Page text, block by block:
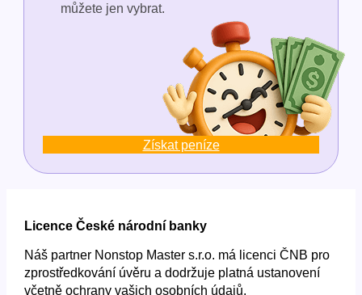
můžete jen vybrat.
Získat peníze
Licence České národní banky
Náš partner Nonstop Master s.r.o. má licenci ČNB pro
zprostředkování úvěru a dodržuje platná ustanovení
včetně ochrany vašich osobních údajů.